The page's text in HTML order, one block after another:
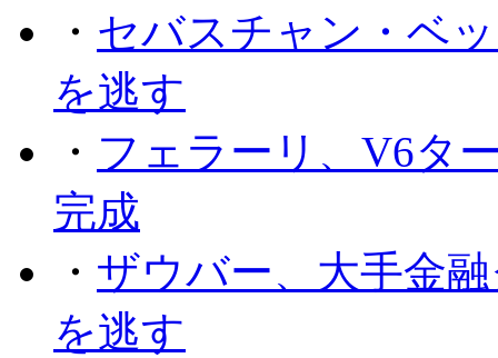
・ セバスチャン・ベ
を逃す
・ フェラーリ、V6タ
完成
・ ザウバー、大手金
を逃す